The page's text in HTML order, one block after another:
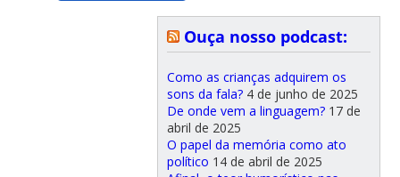
Ouça nosso podcast:
Como as crianças adquirem os
sons da fala? 4 de junho de 2025
De onde vem a linguagem? 17 de
abril de 2025
O papel da memória como ato
político 14 de abril de 2025